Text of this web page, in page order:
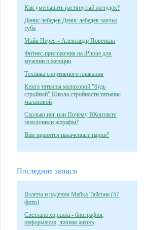
Как уменьшить растянутый желудок?
Денис лебедев Денис лебедев заячья
губа
Майк Перес – Александр Поветкин
Фитнес-приложения на iPhone для
мужчин и женщин
Техника спортивного плавания
Книга татьяны малаховой "будь
стройной" Школа стройности татьяны
малаховой
Сколько ног или Почему ВКонтакте
заполонили жирафы?
Вам нравятся накаченные парни?
Последние записи
Взлеты и падения Майка Тайсона (57
фото)
Светлана хоркина - биография,
информация, личная жизнь